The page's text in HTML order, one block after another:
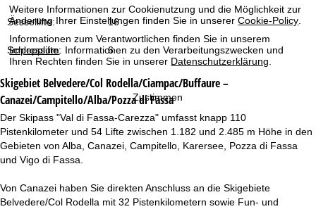
Weitere Informationen zur Cookienutzung und die Möglichkeit zur
Änderung Ihrer Einstellungen finden Sie in unsererCookie-Policy
Informationen zum Verantwortlichen finden Sie in unserem
Impressum. Informationen zu den Verarbeitungszwecken und
Ihren Rechten finden Sie in unserer Datenschutzerklärung
Zustimmen
Sessellifte: 16
Schlepplifte: 6
Skigebiet Belvedere/Col Rodella/Ciampac/Buffaure –
Canazei/Campitello/Alba/Pozza di Fassa
Der Skipass "Val di Fassa-Carezza" umfasst knapp 110
Pistenkilometer und 54 Lifte zwischen 1.182 und 2.485 m Höhe in den
Gebieten von Alba, Canazei, Campitello, Karersee, Pozza di Fassa
und Vigo di Fassa.
Von Canazei haben Sie direkten Anschluss an die Skigebiete
Belvedere/Col Rodella mit 32 Pistenkilometern sowie Fun- und